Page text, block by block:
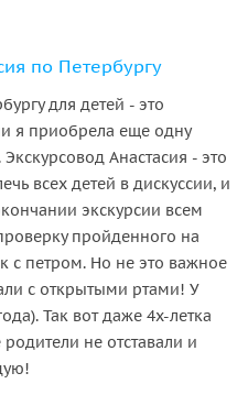
по Петербургу
для детей - это
я приобрела еще одну
Анастасия - это
всех детей в дискуссии, и
экскурсии всем
пройденного на
с петром. Но не это важное
с открытыми ртами! У
Так вот даже 4х-летка
не отставали и